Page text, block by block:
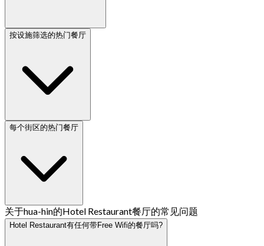
按设施筛选的热门餐厅
每个街区的热门餐厅
关于hua-hin的Hotel Restaurant餐厅的常见问题
Hotel Restaurant有任何带Free Wifi的餐厅吗?